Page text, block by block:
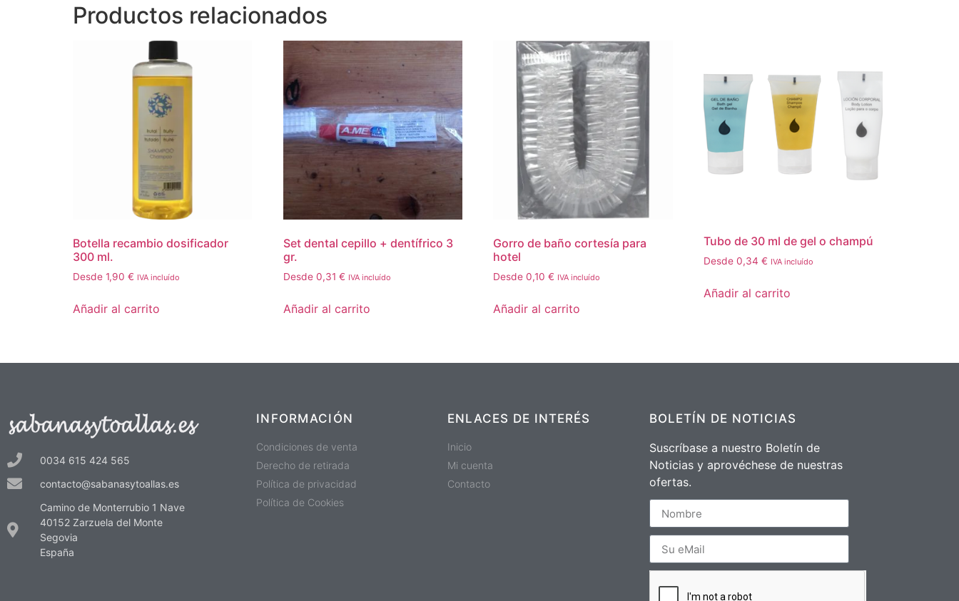
Productos relacionados
Botella recambio dosificador
300 ml.
Desde 1,90 € IVA incluído
Añadir al carrito
Set dental cepillo + dentífrico 3
gr.
Desde 0,31 € IVA incluído
Añadir al carrito
Gorro de baño cortesía para
hotel
Desde0,10€ IVA incluído
Añadir al carrito
Tubo de 30 ml de gel o champú
Desde0,34€ IVA incluído
Añadir al carrito
0034 615 424 565
contacto@sabanasytoallas.es
Camino de Monterrubio 1 Nave
40152 Zarzuela del Monte
Segovia
España
INFORMACIÓN
Condiciones de venta
Derecho de retirada
Política de privacidad
Política de Cookies
ENLACES DE INTERÉS
Inicio
Mi cuenta
Contacto
BOLETÍN DE NOTICIAS
Suscríbase a nuestro Boletín de
Noticias y aprovéchese de nuestras
ofertas.